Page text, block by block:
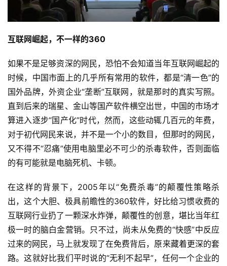
互联网崛起，不一样的360
如果不是足够资深的网民，恐怕不会知道当年互联网崛起的
时候，中国市面上的几乎所有常用的软件，都是“清一色”的
国外品牌，外资企业“垄断”互联网，就是那时的真实写照。
直到后来的瑞星、金山等国产软件横空出世，中国的市场才
算进入逐步“国产化”时代，然而，这些动辄几百元的年费，
对于初代网民来说，并不是一个小的数目，但那时的网民，
又不得不“忍痛”使用电脑里必不可少的杀毒软件，否则面临
的有可能就是电脑死机、卡顿。
在这样的背景下，2005年以“免费杀毒”的颠覆性策略杀
出，这个大胆、极具前瞻性的360软件，好比给习惯收费的
互联网行业扔了一颗深水炸弹，颠覆性的创意，堪比当年红
极一时的脑白金营销。只不过，尚未从免费的“快感”中反应
过来的网民，马上就发现了在免费背后，原来藏着更深的套
路。这就好比我们平时说的“无利不起早”，任何一个企业的